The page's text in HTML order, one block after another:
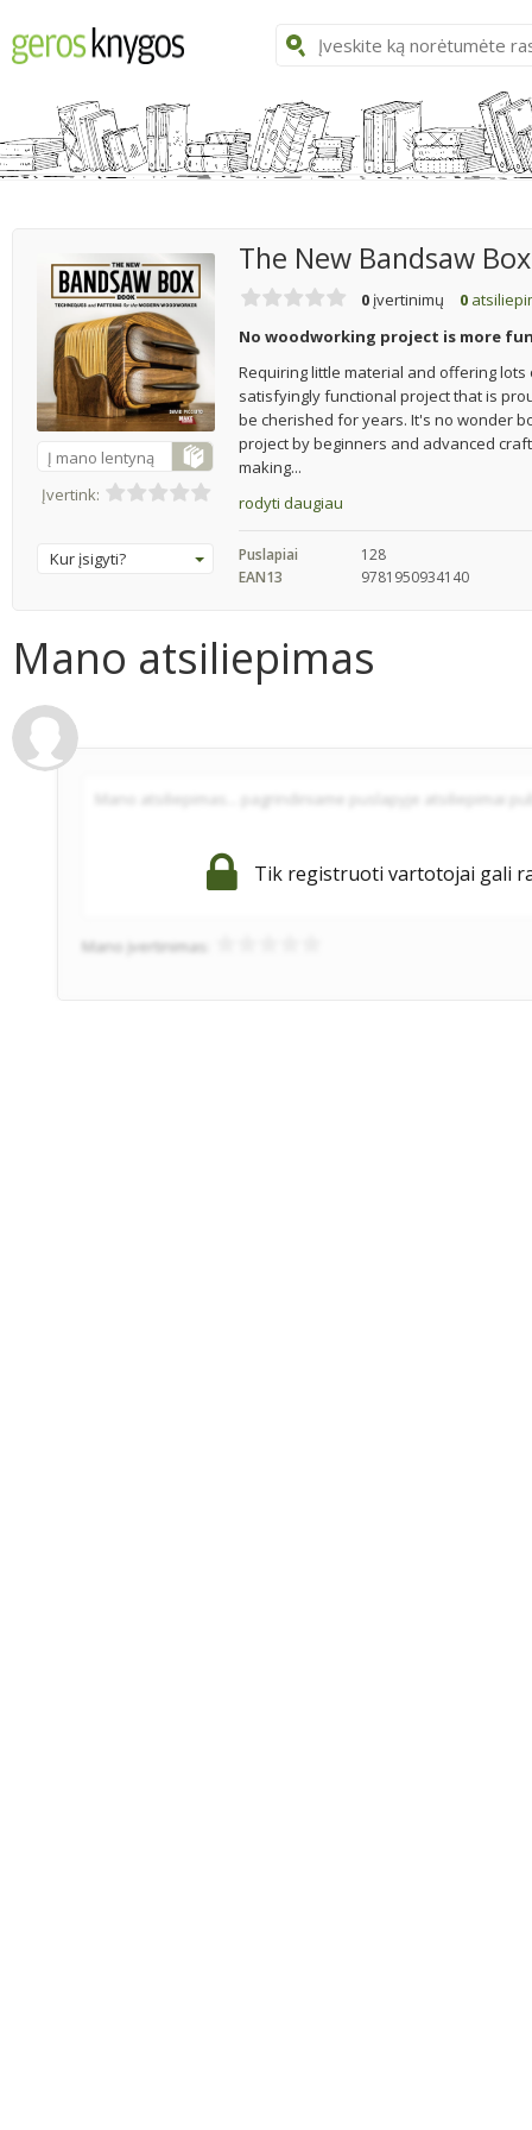
Į mano lentyną
Įvertink:
Kur įsigyti?
The New Bandsaw
0 įvertinimų 0
No woodworking project is more
Requiring little material and offering
satisfyingly functional project that is
be cherished for years. It's no wonder
project by beginners and advanced
making...
rodyti daugiau
Puslapiai
128
EAN13
9781950934140
Mano atsiliepimas
Tik registruoti vartotojai gali
Mano įvertinimas: